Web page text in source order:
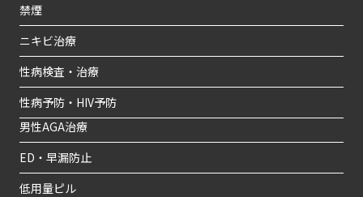
禁煙
ニキビ治療
性病検査・治療
性病予防・HIV予防
男性AGA治療
ED・早漏防止
低用量ピル